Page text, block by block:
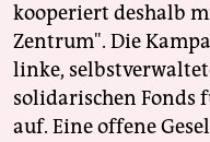
kooperiert deshalb
Zentrum". Die
linke,
solidarischen Fonds
auf. Eine offene